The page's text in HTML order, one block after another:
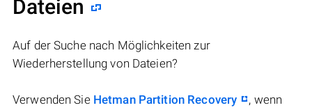
Dateien
Auf der Suche nach Möglichkeiten zur
Wiederherstellung von Dateien?
Verwenden Sie Hetman Partition Recovery
, wenn